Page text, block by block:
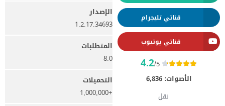
قناتي تليجرام
قناتي يوتيوب
4.2/5
الأصوات:6,836
نقل
الإصدار
1.2.17.34693
المتطلبات
8.0
التحميلات
+1,000,000